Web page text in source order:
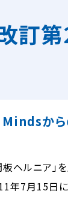
訂第
Mindsから
板ヘルニア
年7月15日